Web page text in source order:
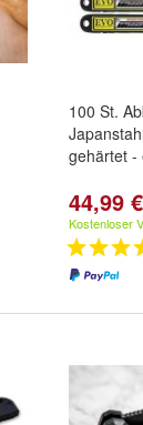
100 St.
gehärtet -
44,99 €
Kostenloser